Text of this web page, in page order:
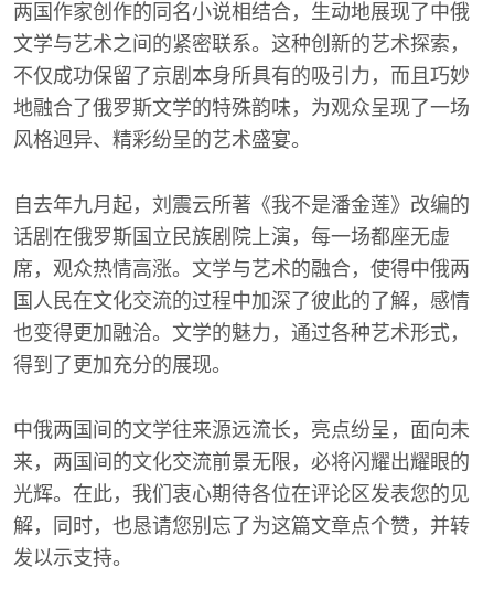
两国作家创作的同名小说相结合，生动地展现了中俄
文学与艺术之间的紧密联系。这种创新的艺术探索，
不仅成功保留了京剧本身所具有的吸引力，而且巧妙
地融合了俄罗斯文学的特殊韵味，为观众呈现了一场
风格迥异、精彩纷呈的艺术盛宴。
自去年九月起，刘震云所著《我不是潘金莲》改编的
话剧在俄罗斯国立民族剧院上演，每一场都座无虚
席，观众热情高涨。文学与艺术的融合，使得中俄两
国人民在文化交流的过程中加深了彼此的了解，感情
也变得更加融洽。文学的魅力，通过各种艺术形式，
得到了更加充分的展现。
中俄两国间的文学往来源远流长，亮点纷呈，面向未
来，两国间的文化交流前景无限，必将闪耀出耀眼的
光辉。在此，我们衷心期待各位在评论区发表您的见
解，同时，也恳请您别忘了为这篇文章点个赞，并转
发以示支持。